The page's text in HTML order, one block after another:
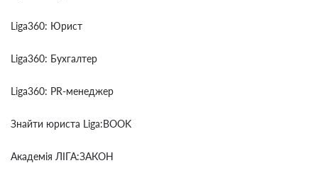
Liga360: Юрист
Liga360: Бухгалтер
Liga360: PR-менеджер
Знайти юриста Liga:BOOK
Академія ЛІГА:ЗАКОН